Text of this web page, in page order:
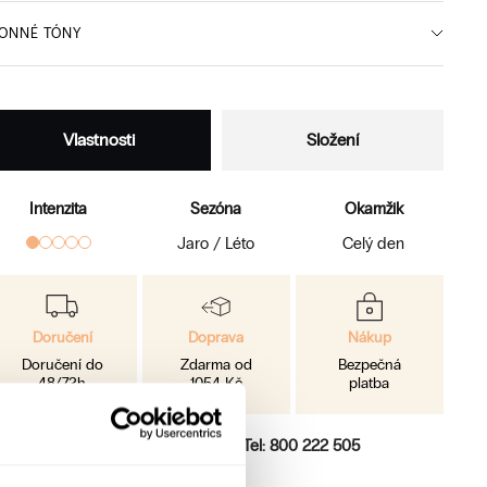
TÓNY
Vlastnosti Složení
Intenzita
Sezóna
Jaro / Léto
Okamžik
Celý den
Doručení
Doručení do
48/72h
Doprava
Zdarma od
1054 Kč
Nákup
Bezpečná
platba
Kontaktujte nás Tel: 800 222 505